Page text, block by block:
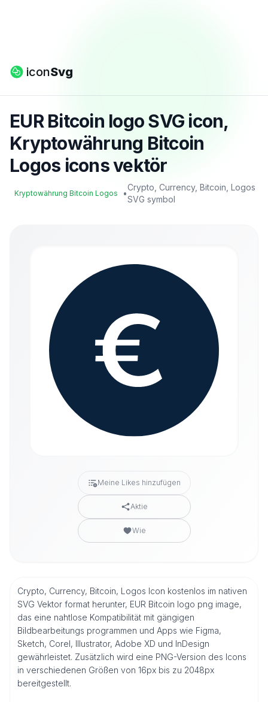
iconSvg
EUR Bitcoin logo SVG icon,
Kryptowährung Bitcoin
Logos icons vektör
Kryptowährung Bitcoin Logos •
Crypto, Currency, Bitcoin, Logos
SVG symbol
Meine Likes hinzufügen
Aktie
Wie
Crypto, Currency, Bitcoin, Logos Icon kostenlos im nativen
SVG Vektor format herunter, EUR Bitcoin logo png image,
das eine nahtlose Kompatibilität mit gängigen
Bildbearbeitungs programmen und Apps wie Figma,
Sketch, Corel, Illustrator, Adobe XD und InDesign
gewährleistet. Zusätzlich wird eine PNG-Version des Icons
in verschiedenen Größen von 16px bis zu 2048px
bereitgestellt.